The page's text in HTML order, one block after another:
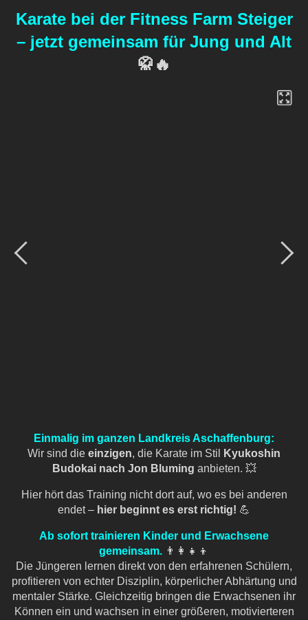
Karate bei der Fitness Farm Steiger
– jetzt gemeinsam für Jung und Alt
🥋🔥
Einmalig im ganzen Landkreis Aschaffenburg:
Wir sind die einzigen, die Karate im Stil
Kyukoshin
Budokai nach Jon Bluming anbieten. 💥
Hier hört das Training nicht dort auf, wo es bei anderen
endet – hier beginnt es erst richtig! 💪
Ab sofort trainieren Kinder und Erwachsene
gemeinsam. 👨👩👧👦
Die Jüngeren lernen direkt von den erfahrenen Schülern,
profitieren von echter Disziplin, körperlicher Abhärtung und
mentaler Stärke. Gleichzeitig bringen die Erwachsenen ihr
Können ein und wachsen in einer größeren, motivierteren